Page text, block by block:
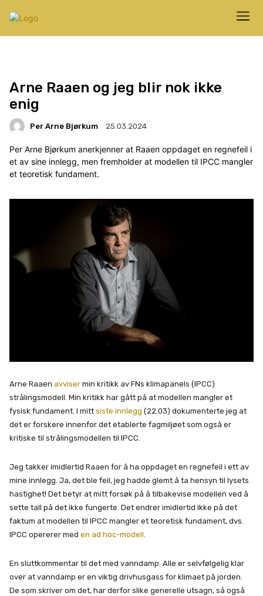
Arne Raaen og jeg blir nok ikke
enig
Per Arne Bjørkum 25.03.2024
Per Arne Bjørkum anerkjenner at Raaen oppdaget en regnefeil i
et av sine innlegg, men fremholder at modellen til IPCC mangler
et teoretisk fundament.
Arne Raaen avviser min kritikk av FNs klimapanels (IPCC)
strålingsmodell. Min kritikk har gått på at modellen mangler et
fysisk fundament. I mitt siste innlegg (22.03) dokumenterte jeg at
det er forskere innenfor det etablerte fagmiljøet som også er
kritiske til strålingsmodellen til IPCC.
Jeg takker imidlertid Raaen for å ha oppdaget en regnefeil i ett av
mine innlegg. Ja, det ble feil, jeg hadde glemt å ta hensyn til lysets
hastighet! Det betyr at mitt forsøk på å tilbakevise modellen ved å
sette tall på det ikke fungerte. Det endrer imidlertid ikke på det
faktum at modellen til IPCC mangler et teoretisk fundament, dvs.
IPCC opererer med en ad hoc-modell.
En sluttkommentar til det med vanndamp. Alle er selvfølgelig klar
over at vanndamp er en viktig drivhusgass for klimaet på jorden.
De som skriver om det, har derfor slike generelle utsagn, så også